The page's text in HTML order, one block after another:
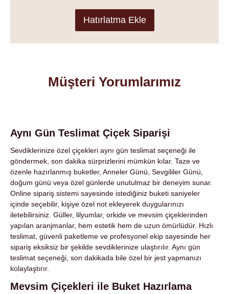
Hatırlatma Ekle
Müşteri Yorumlarımız
Aynı Gün Teslimat Çiçek Siparişi
Sevdiklerinize özel çiçekleri aynı gün teslimat seçeneği ile
göndermek, son dakika sürprizlerini mümkün kılar. Taze ve
özenle hazırlanmış buketler, Anneler Günü, Sevgililer Günü,
doğum günü veya özel günlerde unutulmaz bir deneyim sunar.
Online sipariş sistemi sayesinde istediğiniz buketi saniyeler
içinde seçebilir, kişiye özel not ekleyerek duygularınızı
iletebilirsiniz. Güller, lilyumlar, orkide ve mevsim çiçeklerinden
yapılan aranjmanlar, hem estetik hem de uzun ömürlüdür. Hızlı
teslimat, güvenli paketleme ve profesyonel ekip sayesinde her
sipariş eksiksiz bir şekilde sevdiklerinize ulaştırılır. Aynı gün
teslimat seçeneği, son dakikada bile özel bir jest yapmanızı
kolaylaştırır.
Mevsim Çiçekleri ile Buket Hazırlama